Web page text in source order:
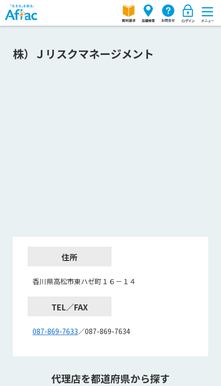
株）Ｊリスクマネージメント
住所
香川県高松市東ハゼ町１６－１４
TEL／FAX
087-869-7633／087-869-7634
代理店を都道府県から探す